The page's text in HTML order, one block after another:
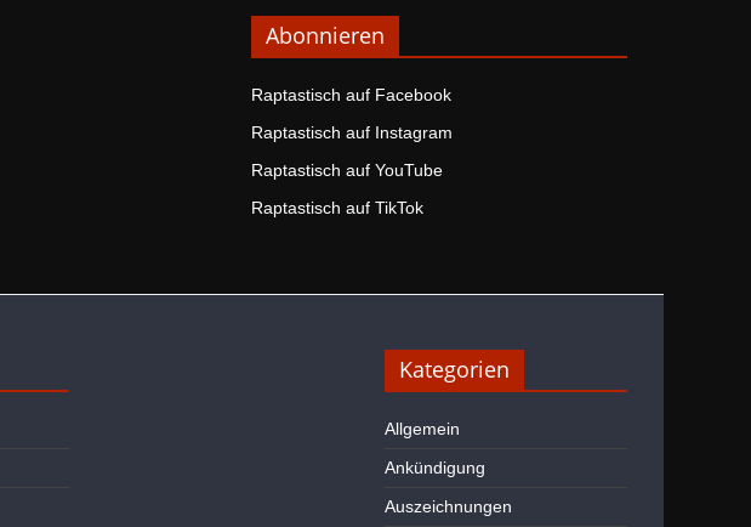
Abonnieren
Raptastisch auf Facebook
Raptastisch auf Instagram
Raptastisch auf YouTube
Raptastisch auf TikTok
Kategorien
Allgemein
Ankündigung
Auszeichnungen